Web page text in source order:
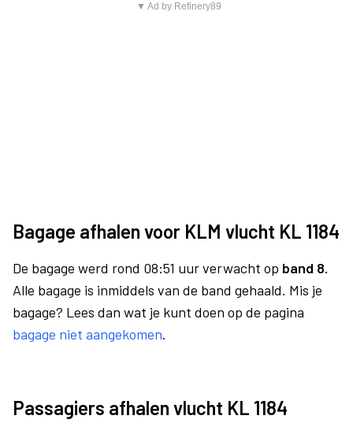
▼ Ad by Refinery89
Bagage afhalen voor KLM vlucht KL 1184
De bagage werd rond 08:51 uur verwacht op band 8.
Alle bagage is inmiddels van de band gehaald. Mis je
bagage? Lees dan wat je kunt doen op de pagina
bagage niet aangekomen.
Passagiers afhalen vlucht KL 1184